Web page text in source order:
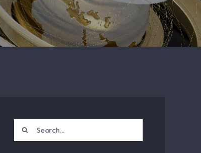
Search
for: